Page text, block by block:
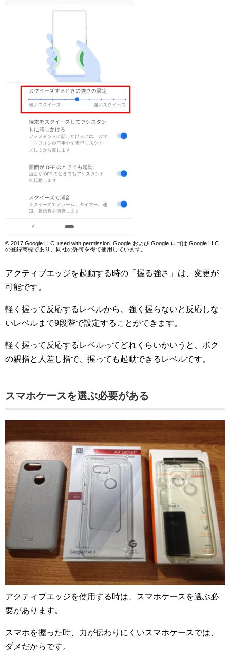
© 2017 Google LLC, used with permission. Google および Google ロゴは Google LLC
の登録商標であり、同社の許可を得て使用しています。
アクティブエッジを起動する時の「握る強さ」は、変更が
可能です。
軽く握って反応するレベルから、強く握らないと反応しな
いレベルまで9段階で設定することができます。
軽く握って反応するレベルってどれくらいかいうと、ボク
の親指と人差し指で、握っても起動できるレベルです。
スマホケースを選ぶ必要がある
アクティブエッジを使用する時は、スマホケースを選ぶ必
要があります。
スマホを握った時、力が伝わりにくいスマホケースでは、
ダメだからです。